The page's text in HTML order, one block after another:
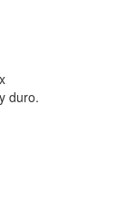
duro.